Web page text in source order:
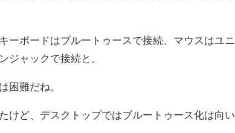
ーボードはブルートゥースで接続、マウスはユニ
ジャックで接続と。
困難だね。
けど、デスクトップではブルートゥース化は向い